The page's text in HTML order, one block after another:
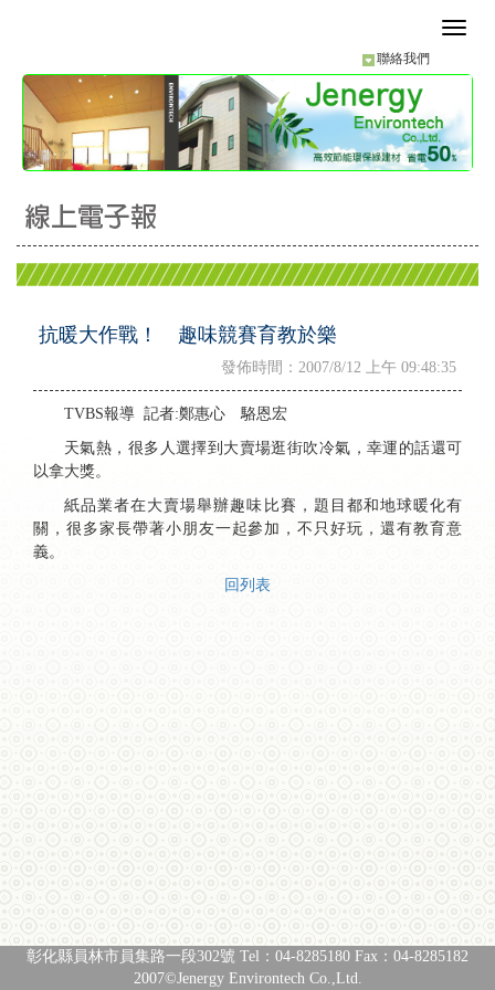
聯絡我們
抗暖大作戰！ 趣味競賽育教於樂
發佈時間：2007/8/12 上午 09:48:35
TVBS報導 記者:鄭惠心 駱恩宏
天氣熱，很多人選擇到大賣場逛街吹冷氣，幸運的話還可
以拿大獎。
紙品業者在大賣場舉辦趣味比賽，題目都和地球暖化有
關，很多家長帶著小朋友一起參加，不只好玩，還有教育意
義。
回列表
彰化縣員林市員集路一段302號 Tel：04-8285180 Fax：04-8285182
2007©Jenergy Environtech Co.,Ltd.